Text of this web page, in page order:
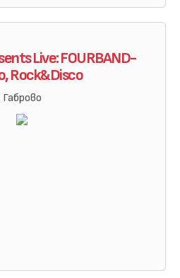
Live: FOURBAND-
Rock&Disco
Габрово